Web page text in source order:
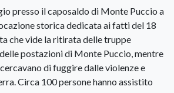
presso il caposaldo di Monte Puccio a
storica dedicata ai fatti del 18
che vide la ritirata delle truppe
postazioni di Monte Puccio, mentre
di fuggire dalle violenze e
Circa 100 persone hanno assistito